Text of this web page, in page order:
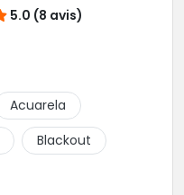
5.0 (8 avis)
Acuarela
Blackout